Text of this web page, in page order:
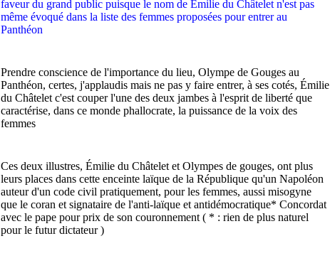
faveur du grand public puisque le nom de Émilie du Châtelet n'est pas
même évoqué dans la liste des femmes proposées pour entrer au
Panthéon
Prendre conscience de l'importance du lieu, Olympe de Gouges au
Panthéon, certes, j'applaudis mais ne pas y faire entrer, à ses cotés, Émilie
du Châtelet c'est couper l'une des deux jambes à l'esprit de liberté que
caractérise, dans ce monde phallocrate, la puissance de la voix des
femmes
Ces deux illustres, Émilie du Châtelet et Olympes de gouges, ont plus
leurs places dans cette enceinte laïque de la République qu'un Napoléon
auteur d'un code civil pratiquement, pour les femmes, aussi misogyne
que le coran et signataire de l'anti-laïque et antidémocratique* Concordat
avec le pape pour prix de son couronnement ( * : rien de plus naturel
pour le futur dictateur )